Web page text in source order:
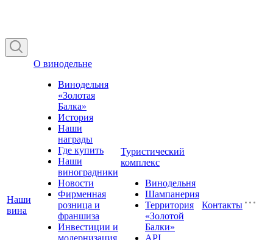
Наши
вина
О винодельне
Винодельня
«Золотая
Балка»
История
Наши
награды
Где купить
Наши
виноградники
Новости
Фирменная
розница и
франшиза
Инвестиции и
модернизация
Туристический
комплекс
Винодельня
Шампанерия
Территория
«Золотой
Балки»
API
Контакты